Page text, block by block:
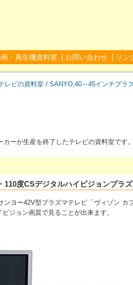
・再生機資料室 お問い合わせ リン
レビの資料室 / SANYO,40～45インチプラ
カーが生産を終了したテレビの資料室です
110度CSデジタルハイビジョンプラ
ンヨー42V型プラズマテレビ「ヴィゾン
ジョン画質で見ることが出来ます。